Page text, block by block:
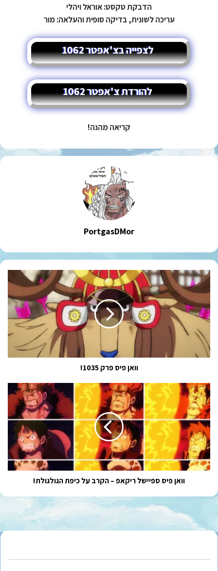
הדבקת טקסט: אוראל ויהלי
עריכה לשונית, בדיקה סופית והעלאה: מור
לצפייה בצ'אפטר 1062
להורדת צ'אפטר 1062
קריאה מהנה!
PortgasDMor
וואן
פיס
פרק
1035!
וואן פיס פרק 1035!
וואן
פיס
ספיישל
ריקאפ
–
הקרב
על
כיפת
הגולגולת!
וואן פיס ספיישל ריקאפ – הקרב על כיפת הגולגולת!